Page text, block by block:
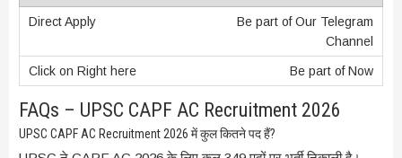
Be part of Our Telegram
Channel
Be part of Now
FAQs – UPSC CAPF AC Recruitment 2026
UPSC CAPF AC Recruitment 2026 में कुल कितने पद हैं?